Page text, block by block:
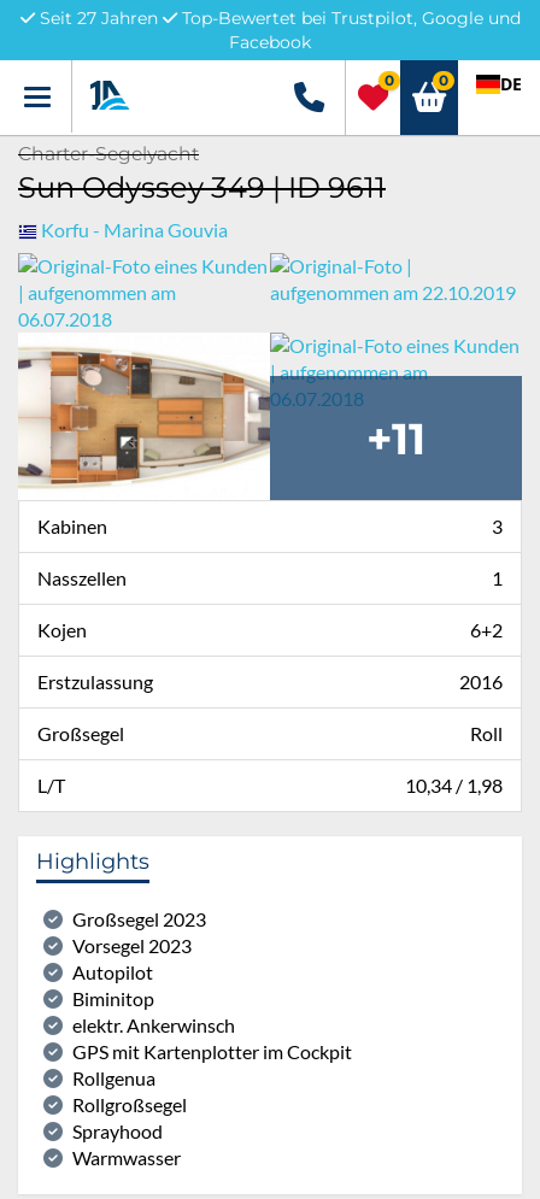
Seit 27 Jahren
Top-Bewertet bei Trustpilot, Google und
Facebook
Menü +49 5741 3222690
0 0 DE
Charter-Segelyacht
Sun Odyssey 349 | ID 9611
Korfu - Marina Gouvia
+11
Kabinen 3
Nasszellen 1
Kojen 6+2
Erstzulassung 2016
Großsegel Roll
L/T 10,34 / 1,98
Highlights
Großsegel 2023
Vorsegel 2023
Autopilot
Biminitop
elektr. Ankerwinsch
GPS mit Kartenplotter im Cockpit
Rollgenua
Rollgroßsegel
Sprayhood
Warmwasser